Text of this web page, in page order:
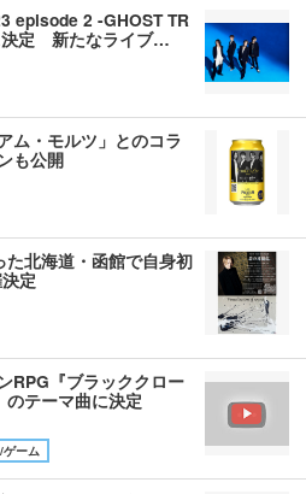
episode 2 -GHOST TR
決定 新たなライブ…
ム・モルツ」とのコラ
も公開
北海道・函館で自身初
定
RPG『ブラッククロー
テーマ曲に決定
ゲーム